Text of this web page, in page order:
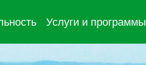
Услуги и программы